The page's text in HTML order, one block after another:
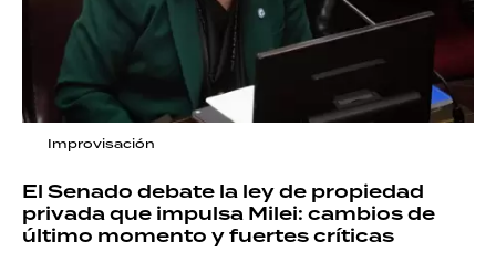
Improvisación
El Senado debate la ley de propiedad
privada que impulsa Milei: cambios de
último momento y fuertes críticas